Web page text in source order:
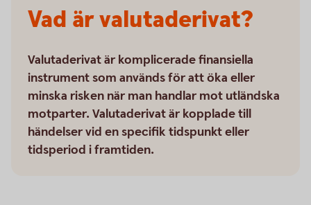
Vad är valutaderivat?
Valutaderivat är komplicerade finansiella
instrument som används för att öka eller
minska risken när man handlar mot utländska
motparter. Valutaderivat är kopplade till
händelser vid en specifik tidspunkt eller
tidsperiod i framtiden.